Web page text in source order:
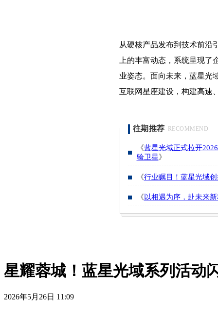
从硬核产品发布到技术前沿
上的丰富动态，系统呈现
业姿态。面向未来，蓝星光
互联网星座建设，构建高速
往期推荐 RECOMMEND
《蓝星光域正式拉开
验卫星》
《行业瞩目！蓝星光域
《以相遇为序，赴未来
星耀蓉城！蓝星光域系列活动
2026年5月26日 11:09